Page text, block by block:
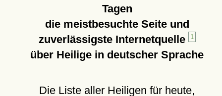
Tagen
die meistbesuchte Seite und
zuverlässigste Internetquelle
1
über Heilige in deutscher Sprache
Die Liste aller Heiligen für heute,